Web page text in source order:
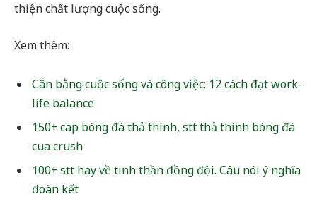
thiện chất lượng cuộc sống.
Xem thêm:
Cân bằng cuộc sống và công việc: 12 cách đạt work-
life balance
150+ cap bóng đá thả thính, stt thả thính bóng đá
cua crush
100+ stt hay về tinh thần đồng đội. Câu nói ý nghĩa
đoàn kết